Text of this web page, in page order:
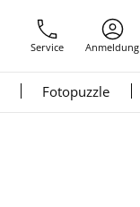
Service Anmeldung
Fotopuzzle